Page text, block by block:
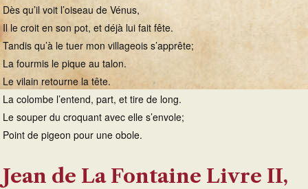
Dès qu’il voit l’oiseau de Vénus,
Il le croit en son pot, et déjà lui fait fête.
Tandis qu’à le tuer mon villageois s’apprête;
La fourmis le pique au talon.
Le vilain retourne la tête.
La colombe l’entend, part, et tire de long.
Le souper du croquant avec elle s’envole;
Point de pigeon pour une obole.
Jean de La Fontaine Livre II,